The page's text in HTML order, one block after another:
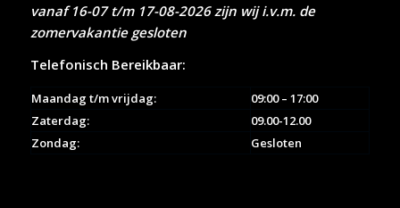
vanaf 16-07 t/m 17-08-2026 zijn wij i.v.m. de
zomervakantie gesloten
Telefonisch Bereikbaar:
Maandag t/m vrijdag:
09:00 – 17:00
Zaterdag:
09.00-12.00
Zondag:
Gesloten